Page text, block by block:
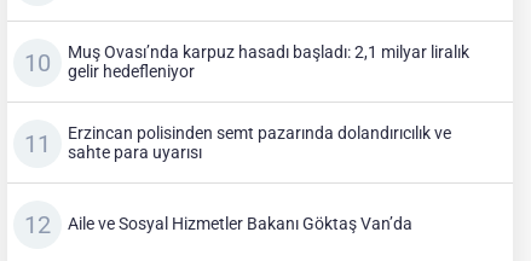
Muş Ovası’nda karpuz hasadı başladı: 2,1 milyar liralık
gelir hedefleniyor
Erzincan polisinden semt pazarında dolandırıcılık ve
sahte para uyarısı
Aile ve Sosyal Hizmetler Bakanı Göktaş Van’da